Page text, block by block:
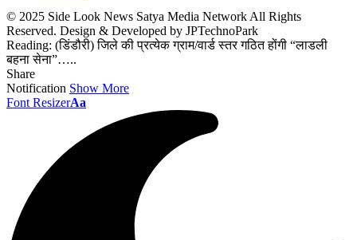
© 2025 Side Look News Satya Media Network All Rights
Reserved. Design & Developed by JPTechnoPark
Reading: (डिंडौरी) जिले की प्रत्येक ग्राम/वार्ड स्तर गठित होंगी “लाडली
बहना सेना”…..
Share
Notification Show More
Font ResizerAa